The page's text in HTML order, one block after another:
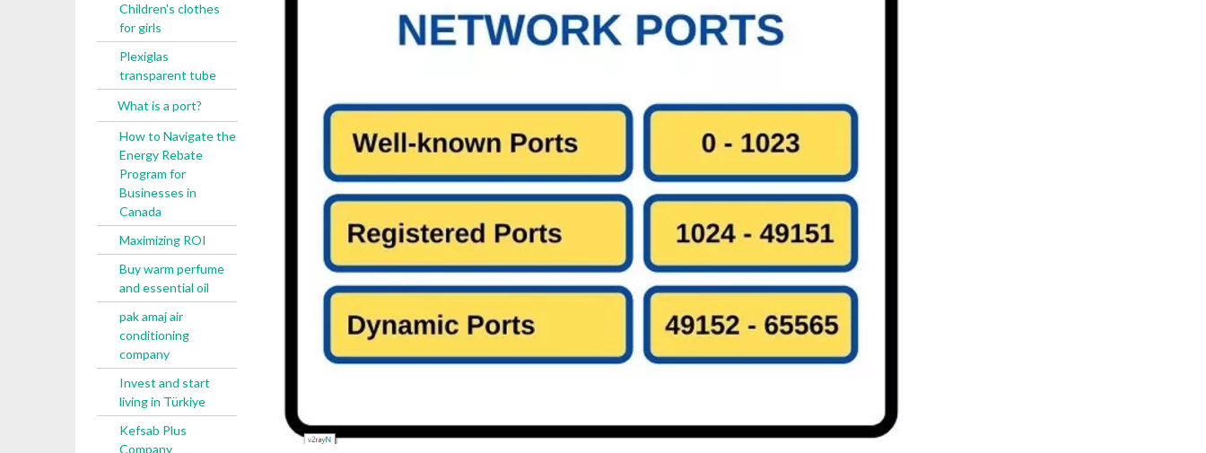
Children's clothes
for girls
Plexiglas
transparent tube
What is a port?
How to Navigate the
Energy Rebate
Program for
Businesses in
Canada
Maximizing ROI
Buy warm perfume
and essential oil
pak amaj air
conditioning
company
Invest and start
living in Türkiye
Kefsab Plus
Company